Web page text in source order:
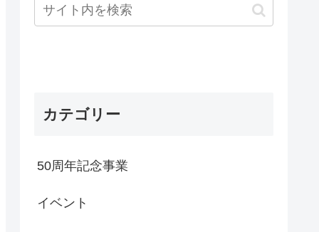
カテゴリー
50周年記念事業
イベント